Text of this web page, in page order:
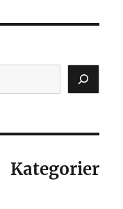
Kategorier